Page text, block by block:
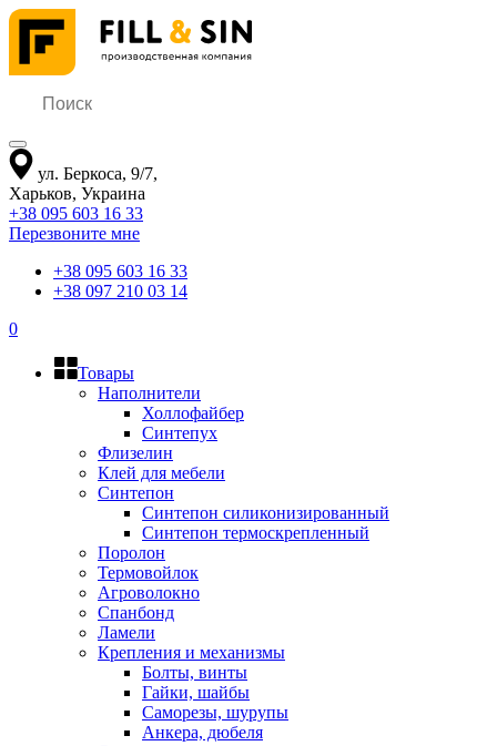
ул. Беркоса, 9/7,
Харьков, Украина
+38 095 603 16 33
Перезвоните мне
+38 095 603 16 33
+38 097 210 03 14
0
Товары
Наполнители
Холлофайбер
Синтепух
Флизелин
Клей для мебели
Синтепон
Синтепон силиконизированный
Синтепон термоскрепленный
Поролон
Термовойлок
Агроволокно
Спанбонд
Ламели
Крепления и механизмы
Болты, винты
Гайки, шайбы
Саморезы, шурупы
Анкера, дюбеля